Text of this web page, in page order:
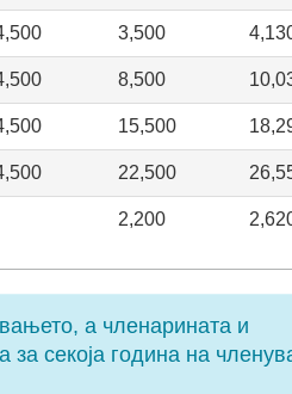
3,500
8,500
15,500
22,500
2,200
а членарината и
за секоја година на